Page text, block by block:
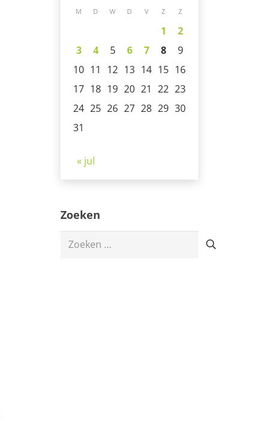
M D W D V Z Z
1
2
3
4 5 6 7 8
9
10 11 12 13 14 15 16
17 18 19 20 21 22 23
24 25 26 27 28 29 30
31
« jul
Zoeken
Zoeken